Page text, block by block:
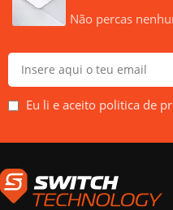
Não percas
Eu li e aceito politica de